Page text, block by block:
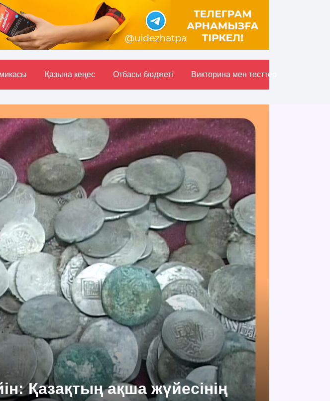
Қазына кеңес Отбасы бюджетi Викторина мен тесттер
Қазақтың ақша жүйесінің